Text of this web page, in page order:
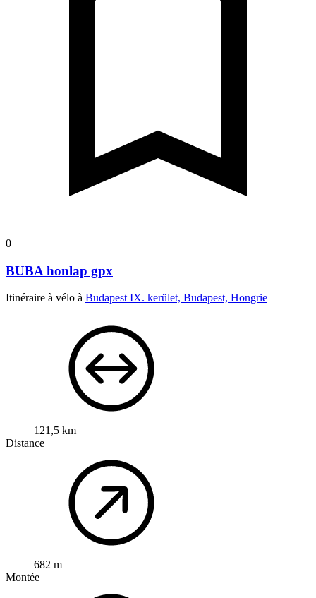
0
BUBA honlap gpx
Itinéraire à vélo à Budapest IX. kerület, Budapest, Hongrie
121,5 km
Distance
682 m
Montée